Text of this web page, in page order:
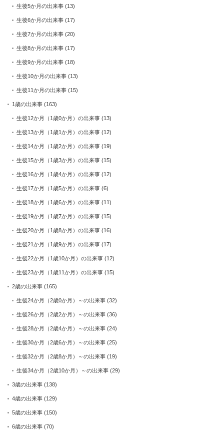
生後5か月の出来事 (13)
生後6か月の出来事 (17)
生後7か月の出来事 (20)
生後8か月の出来事 (17)
生後9か月の出来事 (18)
生後10か月の出来事 (13)
生後11か月の出来事 (15)
1歳の出来事 (163)
生後12か月（1歳0か月）の出来事 (13)
生後13か月（1歳1か月）の出来事 (12)
生後14か月（1歳2か月）の出来事 (19)
生後15か月（1歳3か月）の出来事 (15)
生後16か月（1歳4か月）の出来事 (12)
生後17か月（1歳5か月）の出来事 (6)
生後18か月（1歳6か月）の出来事 (11)
生後19か月（1歳7か月）の出来事 (15)
生後20か月（1歳8か月）の出来事 (16)
生後21か月（1歳9か月）の出来事 (17)
生後22か月（1歳10か月）の出来事 (12)
生後23か月（1歳11か月）の出来事 (15)
2歳の出来事 (165)
生後24か月（2歳0か月）～の出来事 (32)
生後26か月（2歳2か月）～の出来事 (36)
生後28か月（2歳4か月）～の出来事 (24)
生後30か月（2歳6か月）～の出来事 (25)
生後32か月（2歳8か月）～の出来事 (19)
生後34か月（2歳10か月）～の出来事 (29)
3歳の出来事 (138)
4歳の出来事 (129)
5歳の出来事 (150)
6歳の出来事 (70)